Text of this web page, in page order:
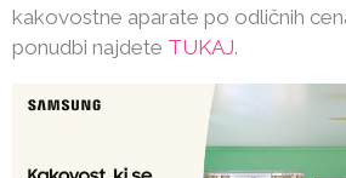
kakovostne aparate po odličnih
ponudbi najdete TUKAJ.